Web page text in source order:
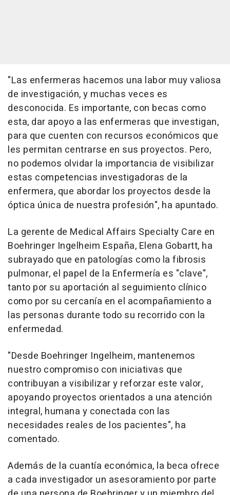
"Las enfermeras hacemos una labor muy valiosa
de investigación, y muchas veces es
desconocida. Es importante, con becas como
esta, dar apoyo a las enfermeras que investigan,
para que cuenten con recursos económicos que
les permitan centrarse en sus proyectos. Pero,
no podemos olvidar la importancia de visibilizar
estas competencias investigadoras de la
enfermera, que abordar los proyectos desde la
óptica única de nuestra profesión", ha apuntado.
La gerente de Medical Affairs Specialty Care en
Boehringer Ingelheim España, Elena Gobartt, ha
subrayado que en patologías como la fibrosis
pulmonar, el papel de la Enfermería es "clave",
tanto por su aportación al seguimiento clínico
como por su cercanía en el acompañamiento a
las personas durante todo su recorrido con la
enfermedad.
"Desde Boehringer Ingelheim, mantenemos
nuestro compromiso con iniciativas que
contribuyan a visibilizar y reforzar este valor,
apoyando proyectos orientados a una atención
integral, humana y conectada con las
necesidades reales de los pacientes", ha
comentado.
Además de la cuantía económica, la beca ofrece
a cada investigador un asesoramiento por parte